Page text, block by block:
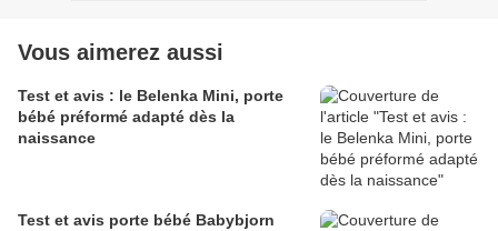
Vous aimerez aussi
Test et avis : le Belenka Mini, porte
bébé préformé adapté dès la
naissance
Test et avis porte bébé Babybjorn